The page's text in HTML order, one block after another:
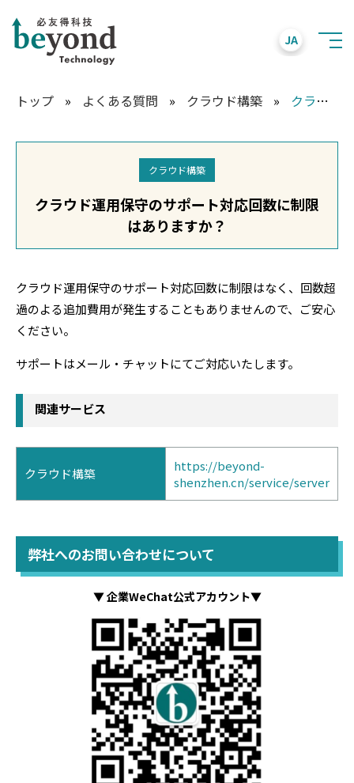
JA
トップ » よくある質問 » クラウド構築 » クラウド運用保守のサポート対応回数に制限はありますか？
クラウド構築
クラウド運用保守のサポート対応回数に制限
はありますか？
クラウド運用保守のサポート対応回数に制限はなく、回数超
過のよる追加費用が発生することもありませんので、ご安心
ください。
サポートはメール・チャットにてご対応いたします。
関連サービス
クラウド構築
https://beyond-
shenzhen.cn/service/server
弊社へのお問い合わせについて
▼ 企業WeChat公式アカウント▼